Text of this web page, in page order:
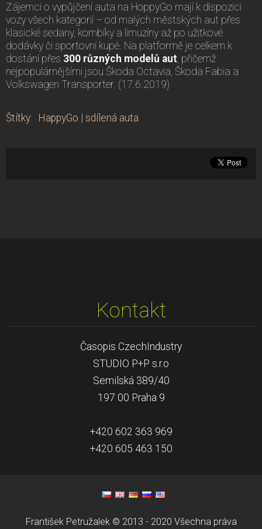
Zájemci o vypůjčení auta na HoppyGo mají k dispozici
vozy všech kategorií – od malých městských aut přes
klasické sedany, kombíky a limuzíny až po užitkové
dodávky či sportovní kupé. Na platformě je celkem k
dostání přes 300 různých modelů aut , přičemž
nejpopulárnějšími jsou Škoda Octavia, Škoda Fabia a
Volkswagen Transporter. (17.6.2019)
Štítky: HappyGo | sdílená auta
Kontakt
Časopis CzechIndustry
STUDIO P+P s.r.o
Semilská 389/40
197 00 Praha 9
+420 602 363 969
+420 605 463 150
František Petružalek © 2013 - 2020 Všechna práva